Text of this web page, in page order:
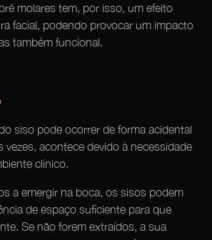
molares tem, por isso, um efeito
facial, podendo provocar um impacto
também funcional.
siso pode ocorrer de forma acidental
vezes, acontece devido à necessidade
clínico.
a emergir na boca, os sisos podem
de espaço suficiente para que
Se não forem extraídos, a sua